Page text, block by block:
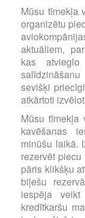
Mūsu tīmekļa
organizētu
aktuāliem,
kas
sevišķi
atkārtoti
Mūsu tīmekļa
kavēšanas
minūšu laikā.
rezervēt
pāris klikšķu
biļešu
iespēja
kredītkaršu